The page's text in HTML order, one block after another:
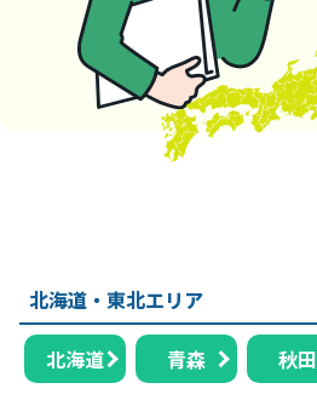
北海道・東北エリア
北海道 青森 秋田